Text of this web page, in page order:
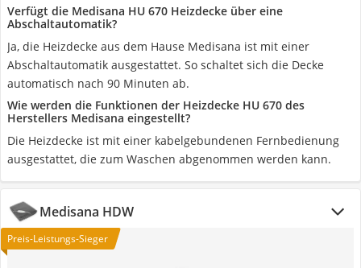
Verfügt die Medisana HU 670 Heizdecke über eine
Abschaltautomatik?
Ja, die Heizdecke aus dem Hause Medisana ist mit einer
Abschaltautomatik ausgestattet. So schaltet sich die Decke
automatisch nach 90 Minuten ab.
Wie werden die Funktionen der Heizdecke HU 670 des
Herstellers Medisana eingestellt?
Die Heizdecke ist mit einer kabelgebundenen Fernbedienung
ausgestattet, die zum Waschen abgenommen werden kann.
Medisana HDW
Preis-Leistungs-Sieger